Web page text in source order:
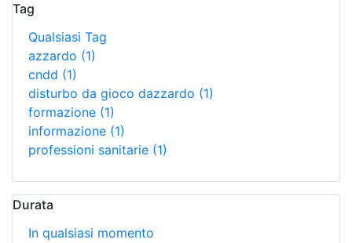
Tag
Qualsiasi Tag
azzardo (1)
cndd (1)
disturbo da gioco dazzardo (1)
formazione (1)
informazione (1)
professioni sanitarie (1)
Durata
In qualsiasi momento